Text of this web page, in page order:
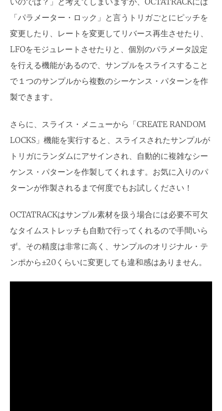
「パラメーター・ロック」と言うトリガごとにピッチを
変更したり、レートを変更してリバース再生させたり、
LFOをモジュレートさせたりと、個別のパラメータ設定
を行える機能があるので、サンプルをスライスすること
で１つのサンプルから複数のシーケンス・パターンを作
製できます。
さらに、スライス・メニューから「CREATE RANDOM
LOCKS」機能を実行すると、スライスされたサンプルが
トリガにランダムにアサインされ、自動的に複雑なシー
ケンス・パターンを作製してくれます。お気に入りのパ
ターンが作製されるまで何度でもお試しください！
OCTATRACKはサンプル素材を扱う場合には必要不可欠
なタイムストレッチも自動で行ってくれるので手間いら
ず。その精度は非常に高く、サンプルのオリジナル・テ
ンポから±20くらいに変更しても違和感はありません。